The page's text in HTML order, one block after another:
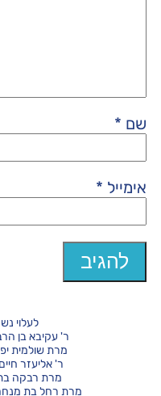
שם *
אימייל *
לעלוי
ר' עקיבא בן
מרת שולמית
ר' אליעזר
מרת רבקה
מרת רחל בת